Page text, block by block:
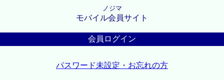
ノジマ
モバイル会員サイト
会員ログイン
パスワード未設定・お忘れの方